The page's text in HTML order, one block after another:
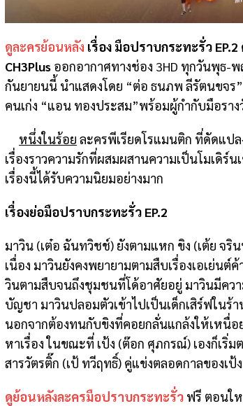
ดูละครย้อนหลัง เรื่อง มือปราบกระทะรั่ว
CH3Plus ออกอากาศทางช่อง 3HD ทุกวันพุธ-
กันยายนนี้ นำแสดงโดย “ต่อ ธนภพ ลีรัตนขจร
คนเก่ง “แอน ทองประสม”พร้อมผู้กำกับมือราง
หนึ่งในร้อย ละครพีเรียดโรแมนติก ที่ดัดแป
เรื่องราวความรักที่ผสมผสานความเป็นโมเดิร์
เรื่องนี้ได้รับความนิยมอย่างมาก
เรื่องย่อมือปราบกระทะรั่ว EP.2
มาวิน (เต๋อ ฉันทวิชช์) ยังตามแหก ขิง (เต้ย จ
เนื่อง มาวินยังคงพยายามตามสืบเรื่องเอเย่นต์
วินตามสืบจนถึงชุมชนที่โด้อาศัยอยู่ มาวินมีคว
บัญชา มาวินปลอมตัวเข้าไปเป็นเด็กเสิร์ฟใน
นอกจากต้องทนกับขิงที่คอยกลั่นแกล้งให้เหนื่
หาเรื่อง ในขณะที่ เป้ง (ต๊อก ศุภกรณ์) เองก็เริ่
สารวัตรติ๊ก (เป้ ทวีฤทธิ์) คู่แข่งตลอดกาลของเ
ดูย้อนหลังละครมือปราบกระทะรั่ว ฟรี ตอนใ